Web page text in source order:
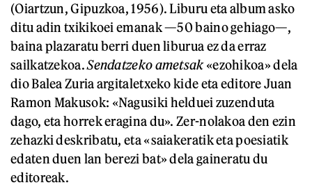
(Oiartzun, Gipuzkoa, 1956). Liburu eta album asko
ditu adin txikikoei emanak —50 baino gehiago—,
baina plazaratu berri duen liburua ez da erraz
sailkatzekoa.Sendatzeko ametsak«ezohikoa» dela
dio Balea Zuria argitaletxeko kide eta editore Juan
Ramon Makusok: «Nagusiki helduei zuzenduta
dago, eta horrek eragina du». Zer-nolakoa den ezin
zehazki deskribatu, eta «saiakeratik eta poesiatik
edaten duen lan berezi bat» dela gaineratu du
editoreak.